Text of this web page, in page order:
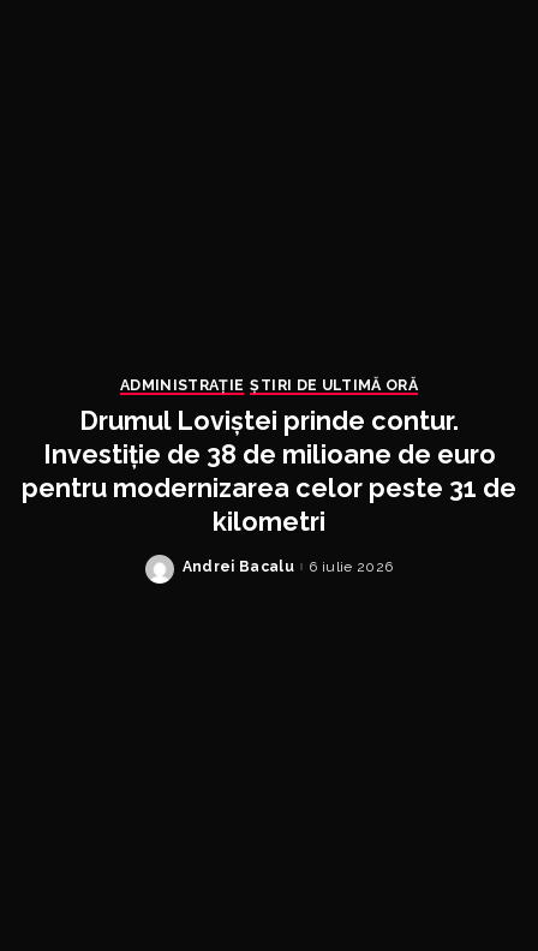
ADMINISTRAŢIE ȘTIRI DE ULTIMĂ ORĂ
Drumul Loviștei prinde contur.
Investiție de 38 de milioane de euro
pentru modernizarea celor peste 31 de
kilometri
Posted
Andrei Bacalu 6 iulie 2026